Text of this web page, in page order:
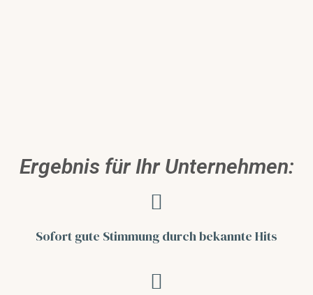
Ergebnis für Ihr Unternehmen:
Sofort gute Stimmung durch bekannte Hits